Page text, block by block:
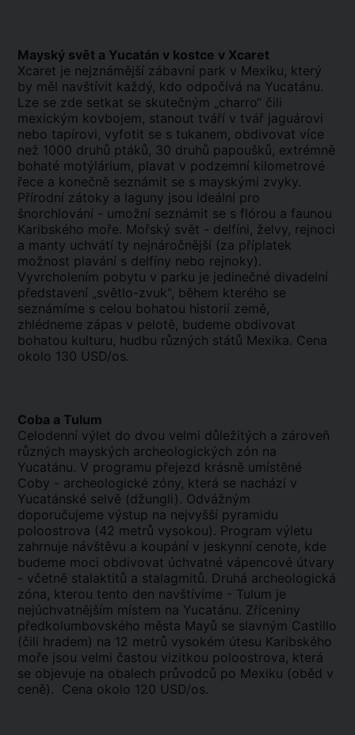
Mayský svět a Yucatán v kostce v Xcaret
Xcaret je nejznámější zábavní park v Mexiku, který
by měl navštívit každý, kdo odpočívá na Yucatánu.
Lze se zde setkat se skutečným „charro“ čili
mexickým kovbojem, stanout tváří v tvář jaguárovi
nebo tapírovi, vyfotit se s tukanem, obdivovat více
než 1000 druhů ptáků, 30 druhů papoušků, extrémně
bohaté motýlárium, plavat v podzemní kilometrové
řece a konečně seznámit se s mayskými zvyky.
Přírodní zátoky a laguny jsou ideální pro
šnorchlování - umožní seznámit se s flórou a faunou
Karibského moře. Mořský svět - delfíni, želvy, rejnoci
a manty uchvátí ty nejnáročnější (za příplatek
možnost plavání s delfíny nebo rejnoky).
Vyvrcholením pobytu v parku je jedinečné divadelní
představení „světlo-zvuk“, během kterého se
seznámíme s celou bohatou historií země,
zhlédneme zápas v pelotě, budeme obdivovat
bohatou kulturu, hudbu různých států Mexika. Cena
okolo 130 USD/os.
Coba a Tulum
Celodenní výlet do dvou velmi důležitých a zároveň
různých mayských archeologických zón na
Yucatánu. V programu přejezd krásně umístěné
Coby - archeologické zóny, která se nachází v
Yucatánské selvě (džungli). Odvážným
doporučujeme výstup na nejvyšší pyramidu
poloostrova (42 metrů vysokou). Program výletu
zahrnuje návštěvu a koupání v jeskynní cenote, kde
budeme moci obdivovat úchvatné vápencové útvary
- včetně stalaktitů a stalagmitů. Druhá archeologická
zóna, kterou tento den navštívíme - Tulum je
nejúchvatnějším místem na Yucatánu. Zříceniny
předkolumbovského města Mayů se slavným Castillo
(čili hradem) na 12 metrů vysokém útesu Karibského
moře jsou velmi častou vizitkou poloostrova, která
se objevuje na obalech průvodců po Mexiku (oběd v
ceně). Cena okolo 120 USD/os.